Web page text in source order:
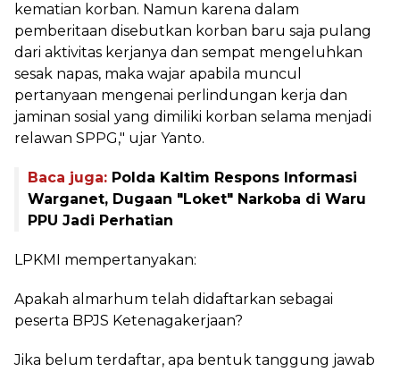
kematian korban. Namun karena dalam
pemberitaan disebutkan korban baru saja pulang
dari aktivitas kerjanya dan sempat mengeluhkan
sesak napas, maka wajar apabila muncul
pertanyaan mengenai perlindungan kerja dan
jaminan sosial yang dimiliki korban selama menjadi
relawan SPPG," ujar Yanto.
Baca juga: Polda Kaltim Respons Informasi
Warganet, Dugaan "Loket" Narkoba di Waru
PPU Jadi Perhatian
LPKMI mempertanyakan:
Apakah almarhum telah didaftarkan sebagai
peserta BPJS Ketenagakerjaan?
Jika belum terdaftar, apa bentuk tanggung jawab